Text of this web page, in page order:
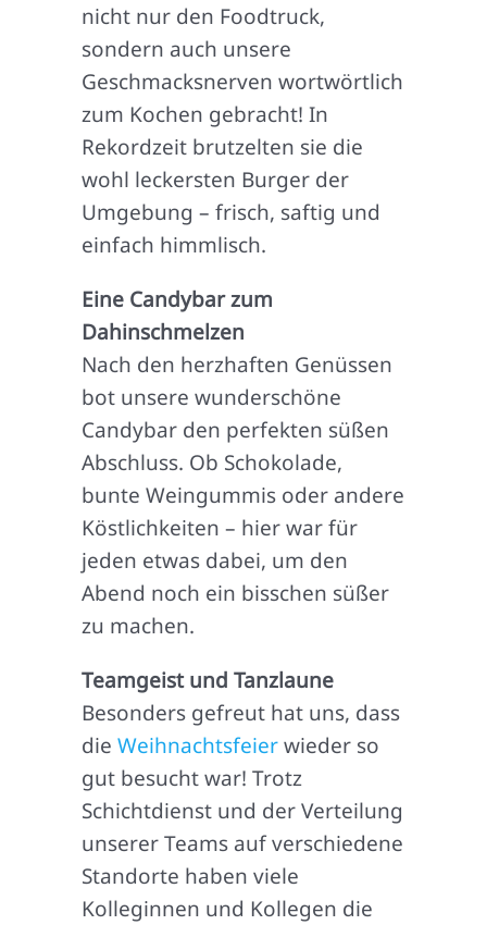
nicht nur den Foodtruck,
sondern auch unsere
Geschmacksnerven wortwörtlich
zum Kochen gebracht! In
Rekordzeit brutzelten sie die
wohl leckersten Burger der
Umgebung – frisch, saftig und
einfach himmlisch.
Eine Candybar zum
Dahinschmelzen
Nach den herzhaften Genüssen
bot unsere wunderschöne
Candybar den perfekten süßen
Abschluss. Ob Schokolade,
bunte Weingummis oder andere
Köstlichkeiten – hier war für
jeden etwas dabei, um den
Abend noch ein bisschen süßer
zu machen.
Teamgeist und Tanzlaune
Besonders gefreut hat uns, dass
die Weihnachtsfeierwieder so
gut besucht war! Trotz
Schichtdienst und der Verteilung
unserer Teams auf verschiedene
Standorte haben viele
Kolleginnen und Kollegen die